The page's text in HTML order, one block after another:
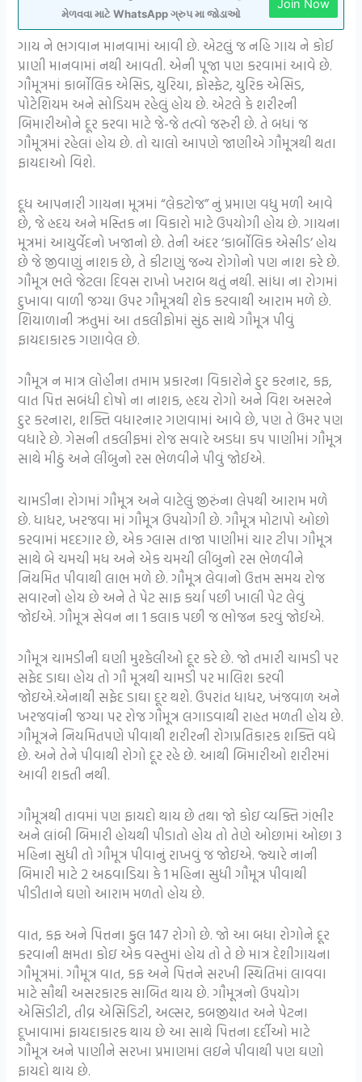
મેળવવા માટે WhatsApp ગ્રુપ મા જોડાઓ
Join Now
ગાય ને ભગવાન માનવામાં આવી છે. એટલું જ નહિ ગાય ને કોઈ
પ્રાણી માનવામાં નથી આવતી. એની પૂજા પણ કરવામાં આવે છે.
ગૌમૂત્રમાં કાર્બોલિક એસિડ, યુરિયા, ફોસ્ફેટ, યુરિક એસિડ,
પોટેશિયમ અને સોડિયમ રહેલું હોય છે. એટલે કે શરીરની
બિમારીઓને દૂર કરવા માટે જે-જે તત્વો જરુરી છે. તે બધાં જ
ગૌમૂત્રમાં રહેલાં હોય છે. તો ચાલો આપણે જાણીએ ગૌમૂત્રથી થતા
ફાયદાઓ વિશે.
દૂધ આપનારી ગાયના મૂત્રમાં “લેકટોજ” નું પ્રમાણ વધુ મળી આવે
છે, જે હ્રદય અને મસ્તિક ના વિકારો માટે ઉપયોગી હોય છે. ગાયના
મૂત્રમાં આયુર્વેદનો ખજાનો છે. તેની અંદર ‘કાર્બોલિક એસીડ’ હોય
છે જે જીવાણું નાશક છે, તે કીટાણું જન્ય રોગોનો પણ નાશ કરે છે.
ગૌમૂત્ર ભલે જેટલા દિવસ રાખો ખરાબ થતું નથી. સાંધા ના રોગમાં
દુખાવા વાળી જગ્યા ઉપર ગૌમૂત્રથી શેક કરવાથી આરામ મળે છે.
શિયાળાની ઋતુમાં આ તકલીફોમાં સુંઠ સાથે ગૌમૂત્ર પીવું
ફાયદાકારક ગણાવેલ છે.
ગૌમૂત્ર ન માત્ર લોહીના તમામ પ્રકારના વિકારોને દુર કરનાર, કફ,
વાત પિત્ત સબંધી દોષો ના નાશક, હ્રદય રોગો અને વિશ અસરને
દુર કરનારા, શક્તિ વધારનાર ગણવામાં આવે છે, પણ તે ઉંમર પણ
વધારે છે. ગેસની તકલીફમાં રોજ સવારે અડધા કપ પાણીમાં ગૌમૂત્ર
સાથે મીઠું અને લીંબુનો રસ ભેળવીને પીવું જોઈએ.
ચામડીના રોગમાં ગૌમૂત્ર અને વાટેલું જીરુંના લેપથી આરામ મળે
છે. ધાધર, ખરજવા માં ગૌમૂત્ર ઉપયોગી છે. ગૌમૂત્ર મોટાપો ઓછો
કરવામાં મદદગાર છે, એક ગ્લાસ તાજા પાણીમાં ચાર ટીપા ગૌમૂત્ર
સાથે બે ચમચી મધ અને એક ચમચી લીંબુનો રસ ભેળવીને
નિયમિત પીવાથી લાભ મળે છે. ગૌમૂત્ર લેવાનો ઉત્તમ સમય રોજ
સવારનો હોય છે અને તે પેટ સાફ કર્યા પછી ખાલી પેટ લેવું
જોઈએ. ગૌમૂત્ર સેવન ના 1 કલાક પછી જ ભોજન કરવું જોઈએ.
ગૌમૂત્ર ચામડીની ઘણી મુશ્કેલીઓ દૂર કરે છે. જો તમારી ચામડી પર
સફેદ ડાઘા હોય તો ગૌ મૂત્રથી ચામડી પર માલિશ કરવી
જોઇએ.એનાથી સફેદ ડાઘા દૂર થશે. ઉપરાંત ધાધર, ખંજવાળ અને
ખરજવાંની જગ્યા પર રોજ ગૌમૂત્ર લગાડવાથી રાહત મળતી હોય છે.
ગૌમૂત્રને નિયમિતપણે પીવાથી શરીરની રોગપ્રતિકારક શક્તિ વધે
છે. અને તેને પીવાથી રોગો દૂર રહે છે. આથી બિમારીઓ શરીરમાં
આવી શકતી નથી.
ગૌમૂત્રથી તાવમાં પણ ફાયદો થાય છે તથા જો કોઇ વ્યક્તિ ગંભીર
અને લાંબી બિમારી હોયથી પીડાતો હોય તો તેણે ઓછામાં ઓછા 3
મહિના સુધી તો ગૌમૂત્ર પીવાનું રાખવું જ જોઇએ. જ્યારે નાની
બિમારી માટે 2 અઠવાડિયા કે 1 મહિના સુધી ગૌમૂત્ર પીવાથી
પીડીતાને ઘણો આરામ મળતો હોય છે.
વાત, કફ અને પિત્તના કુલ 147 રોગો છે. જો આ બધા રોગોને દૂર
કરવાની ક્ષમતા કોઇ એક વસ્તુમાં હોય તો તે છે માત્ર દેશીગાયના
ગૌમૂત્રમાં. ગૌમૂત્ર વાત, કફ અને પિત્તને સરખી સ્થિતિમાં લાવવા
માટે સૌથી અસરકારક સાબિત થાય છે. ગૌમૂત્રનો ઉપયોગ
એસિડીટી, તીવ્ર એસિડિટી, અલ્સર, કબજીયાત અને પેટના
દૂખાવામાં ફાયદાકારક થાય છે આ સાથે પિત્તના દર્દીઓ માટે
ગૌમૂત્ર અને પાણીને સરખા પ્રમાણમાં લઇને પીવાથી પણ ઘણો
ફાયદો થાય છે.